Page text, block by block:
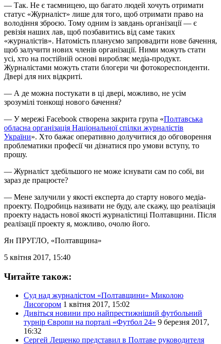
— Так. Не є таємницею, що багато людей хочуть отримати
статус «Журналіст» лише для того, щоб отримати право на
володіння зброєю. Тому одним із завдань організації — є
ревізія наших лав, щоб позбавитись від саме таких
«журналістів». Натомість плануємо запровадити нове бачення,
щоб залучити нових членів організації. Ними можуть стати
усі, хто на постійній основі виробляє медіа-продукт.
Журналістами можуть стати блогери чи фотокореспонденти.
Двері для них відкриті.
— А де можна постукати в ці двері, можливо, не усім
зрозумілі тонкощі нового бачення?
— У мережі Facebook створена закрита група «Полтавська
обласна організація Національної спілки журналістів
України». Хто бажає оперативно долучитися до обговорення
проблематики професії чи дізнатися про умови вступу, то
прошу.
— Журналіст здебільшого не може існувати сам по собі, ви
зараз де працюєте?
— Мене залучили у якості експерта до старту нового медіа-
проекту. Подробиць називати не буду, але скажу, що реалізація
проекту надасть нової якості журналістиці Полтавщини. Після
реалізації проекту я, можливо, очолю його.
Ян ПРУГЛО, «Полтавщина»
5 квітня 2017, 15:40
Читайте також:
Суд над журналістом «Полтавщини» Миколою
Лисогором 1 квітня 2017, 15:02
Дивіться новини про найпрестижніший футбольний
турнір Європи на порталі «Футбол 24» 9 березня 2017,
16:32
Сергей Лещенко представил в Полтаве руководителя